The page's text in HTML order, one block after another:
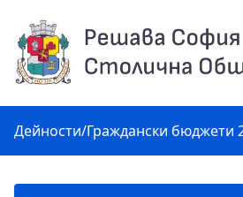
Дейности/Граждански бюджети